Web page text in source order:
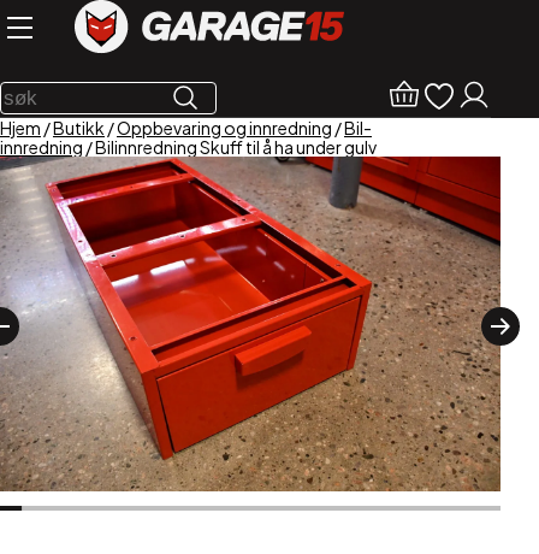
Hjem /Butikk /Oppbevaring og innredning /Bil-
innredning / Bilinnredning Skuff til å ha under gulv